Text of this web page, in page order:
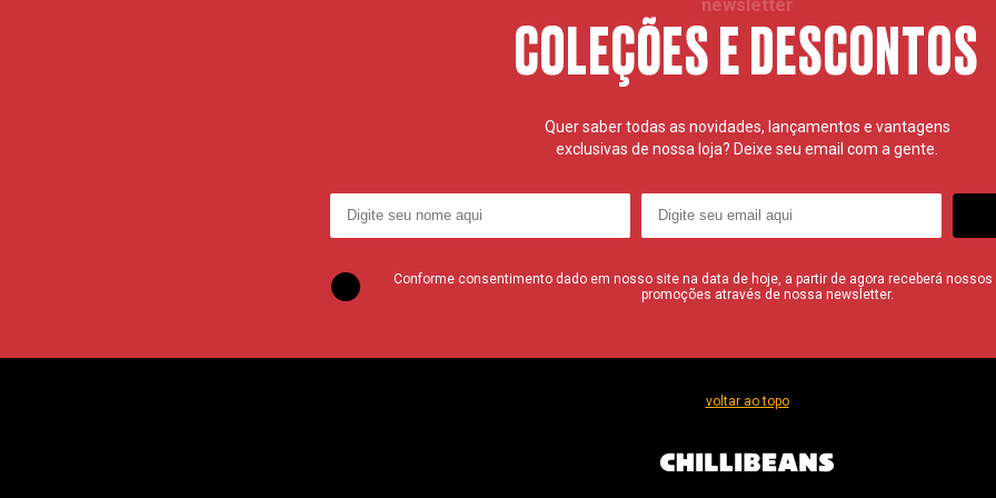
newsletter
COLEÇÕES E DESCONTOS
Quer saber todas as novidades, lançamentos e vantagens
exclusivas de nossa loja? Deixe seu email com a gente.
Conforme consentimento dado em nosso site na data de hoje, a partir de agora receberá
promoções através de nossa newsletter.
voltar ao topo